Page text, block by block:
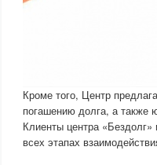
Кроме того, Центр
погашению долга, а также
Клиенты центра
всех этапах